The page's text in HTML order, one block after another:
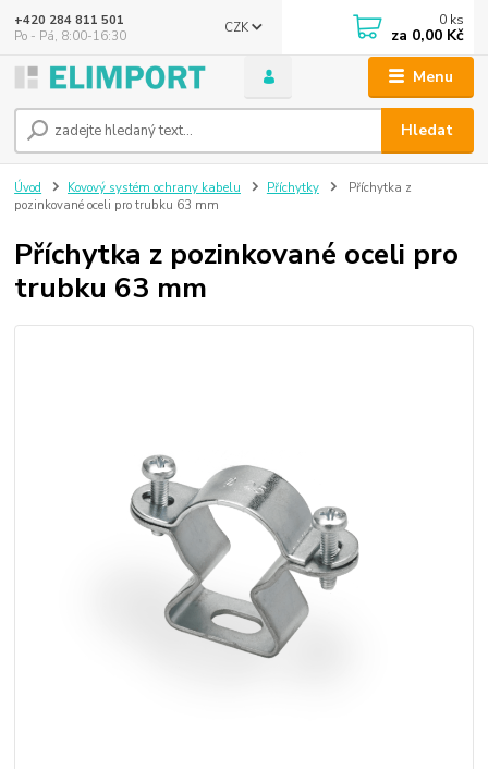
Menu
CZK
Hledat
+420 284 811 501
Po - Pá, 8:00-16:30
0 ks
za 0,00 Kč
Úvod Kovový systém ochrany kabelu Příchytky
Příchytka z
pozinkované oceli pro trubku 63 mm
Příchytka z pozinkované oceli pro
trubku 63 mm